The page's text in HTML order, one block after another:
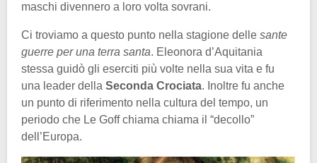
maschi divennero a loro volta sovrani.
Ci troviamo a questo punto nella stagione delle sante
guerre per una terra santa. Eleonora d’Aquitania
stessa guidò gli eserciti più volte nella sua vita e fu
una leader della Seconda Crociata. Inoltre fu anche
un punto di riferimento nella cultura del tempo, un
periodo che Le Goff chiama chiama il “decollo”
dell’Europa.